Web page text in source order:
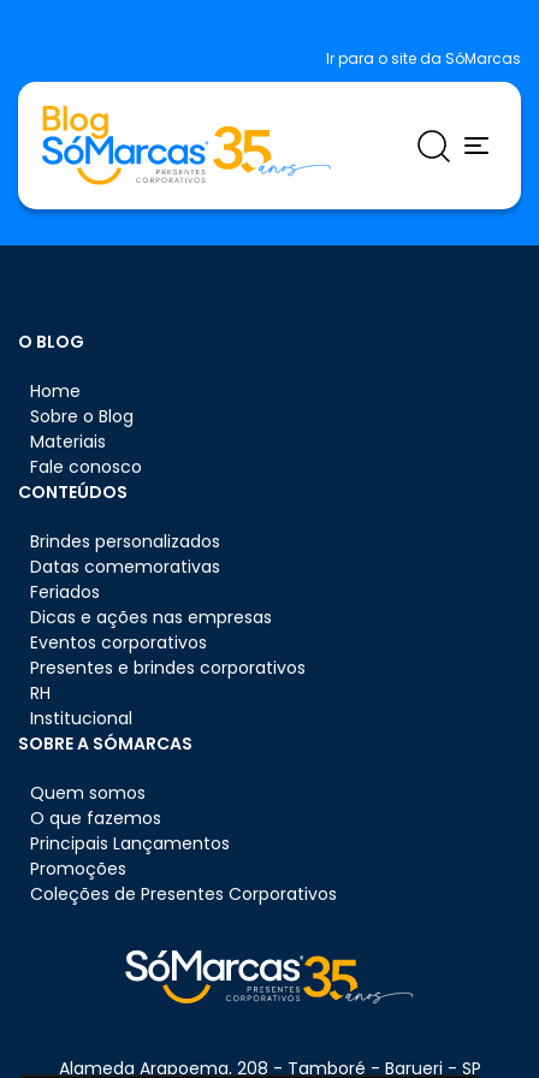
Ir para o site da SóMarcas
O BLOG
Home
Sobre o Blog
Materiais
Fale conosco
CONTEÚDOS
Brindes personalizados
Datas comemorativas
Feriados
Dicas e ações nas empresas
Eventos corporativos
Presentes e brindes corporativos
RH
Institucional
SOBRE A SÓMARCAS
Quem somos
O que fazemos
Principais Lançamentos
Promoções
Coleções de Presentes Corporativos
Alameda Arapoema, 208 - Tamboré - Barueri - SP